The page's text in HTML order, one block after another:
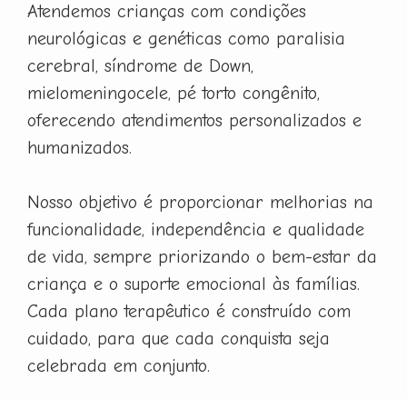
Atendemos crianças com condições
neurológicas e genéticas como paralisia
cerebral, síndrome de Down,
mielomeningocele, pé torto congênito,
oferecendo atendimentos personalizados e
humanizados.
Nosso objetivo é proporcionar melhorias na
funcionalidade, independência e qualidade
de vida, sempre priorizando o bem-estar da
criança e o suporte emocional às famílias.
Cada plano terapêutico é construído com
cuidado, para que cada conquista seja
celebrada em conjunto.